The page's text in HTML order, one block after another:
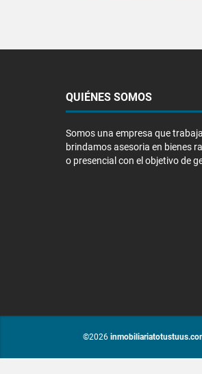
QUIÉNES SOMOS
Somos una empresa que
brindamos asesoria en bienes
o presencial con el objetivo de
©2026